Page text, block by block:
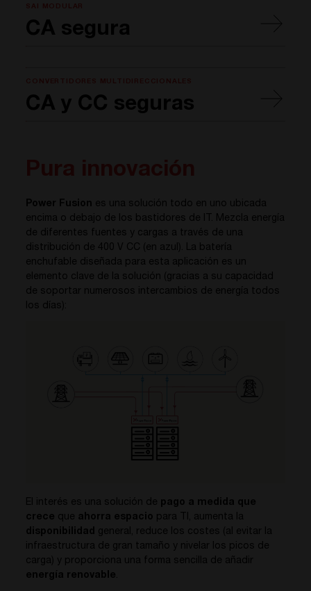
CA segura
CA y CC seguras
Power Fusion es una solución todo en uno ubicada
encima o debajo de los bastidores de IT. Mezcla energía
de diferentes fuentes y cargas a través de una
distribución de 400 V CC (en azul). La batería
enchufable diseñada para esta aplicación es un
elemento clave de la solución (gracias a su capacidad
de soportar numerosos intercambios de energía todos
los días):
El interés es una solución de pago a medida que
crece que ahorra espacio para TI, aumenta la
disponibilidad
general, reduce los costes (al evitar la
infraestructura de gran tamaño y nivelar los picos de
carga) y proporciona una forma sencilla de añadir
energía renovable.